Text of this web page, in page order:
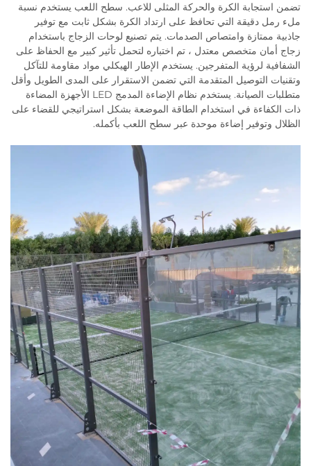
تضمن استجابة الكرة والحركة المثلى للاعب. سطح اللعب يستخدم نسبة
ملء رمل دقيقة التي تحافظ على ارتداد الكرة بشكل ثابت مع توفير
جاذبية ممتازة وامتصاص الصدمات. يتم تصنيع لوحات الزجاج باستخدام
زجاج أمان متخصص معتدل ، تم اختباره لتحمل تأثير كبير مع الحفاظ على
الشفافية لرؤية المتفرجين. يستخدم الإطار الهيكلي مواد مقاومة للتآكل
وتقنيات التوصيل المتقدمة التي تضمن الاستقرار على المدى الطويل وأقل
متطلبات الصيانة. يستخدم نظام الإضاءة المدمج LED الأجهزة المضاءة
ذات الكفاءة في استخدام الطاقة الموضعة بشكل استراتيجي للقضاء على
الظلال وتوفير إضاءة موحدة عبر سطح اللعب بأكمله.